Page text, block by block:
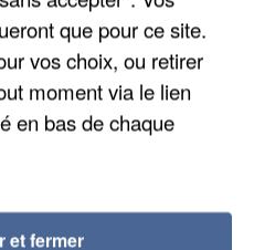
que pour ce site.
vos choix, ou retirer
moment via le lien
en bas de chaque
et fermer